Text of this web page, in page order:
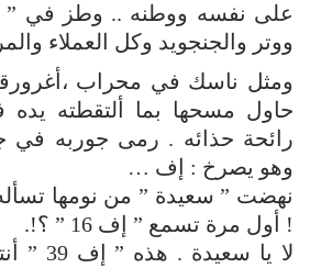
ووتر والجنجويد وكل العملاء
ومثل ناسك في محراب
حاول مسحها بما ألتقطته
رائحة حذائه . رمى جوربه في
وهو يصرخ : إف …
نهضت ” سعيدة ” من نومها
! أول مرة تسمع ” إف 16 ” ؟!.
لا يا